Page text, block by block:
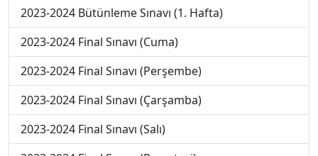
2023-2024 Bütünleme Sınavı (1. Hafta)
2023-2024 Final Sınavı (Cuma)
2023-2024 Final Sınavı (Perşembe)
2023-2024 Final Sınavı (Çarşamba)
2023-2024 Final Sınavı (Salı)